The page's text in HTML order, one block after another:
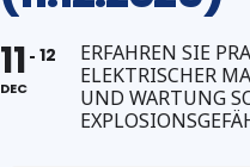
11
DEC
12
ERFAHREN SIE
ELEKTRISCHER
UND WARTUNG